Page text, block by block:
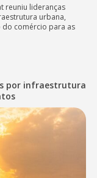
reuniu lideranças
urbana,
comércio para as
por infraestrutura